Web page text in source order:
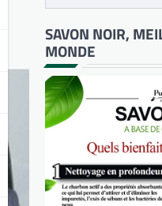
SAVON NOIR,
MONDE